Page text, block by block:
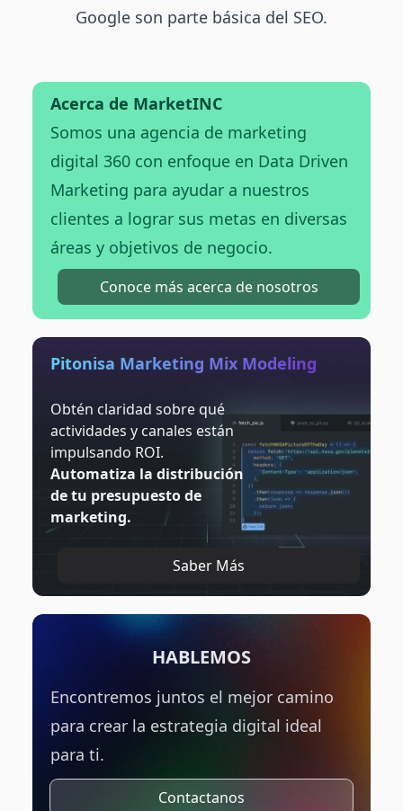
Google son parte básica del SEO.
Acerca de MarketINC
Somos una agencia de marketing
digital 360 con enfoque en Data Driven
Marketing para ayudar a nuestros
clientes a lograr sus metas en diversas
áreas y objetivos de negocio.
Conoce más acerca de nosotros
Pitonisa Marketing Mix Modeling
Obtén claridad sobre qué
actividades y canales están
impulsando ROI.
Automatiza la distribución
de tu presupuesto de
marketing.
Saber Más
HABLEMOS
Encontremos juntos el mejor camino
para crear la estrategia digital ideal
para ti.
Contactanos